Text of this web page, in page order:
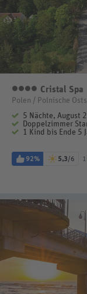
4 Sterne
Cristal Spa
Polen / Polnische
5 Nächte, August
Doppelzimmer
1 Kind bis Ende 5
92% 5,3/6